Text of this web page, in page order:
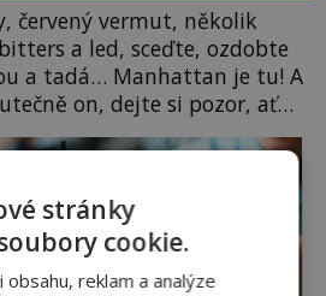
červený vermut, několik
a led, sceďte, ozdobte
a tadá… Manhattan je tu! A
on, dejte si pozor, ať
rye whiskey či klidně
skotskou whisku. Co se
stále skvělý, ale už to
ale […]stránky
cookie.
obsahu, reklam a analýze